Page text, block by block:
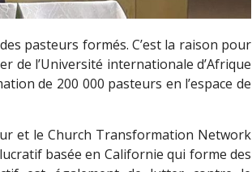
pasteurs formés. C’est la raison pour
de l’Université internationale d’Afrique
de 200 000 pasteurs en l’espace de
et le Church Transformation Network
basée en Californie qui forme des